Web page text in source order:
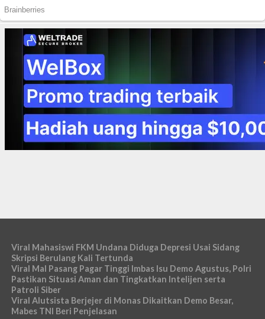
Viral Mahasiswi FKM Undana Diduga Depresi Usai Sidang
Skripsi Berulang Kali Tertunda
Viral Mal Pasang Pagar Tinggi Imbas Isu Demo Agustus, Polri
Pastikan Situasi Aman dan Tingkatkan Intelijen serta
Patroli Siber
Viral Alutsista Berjejer di Monas Dikaitkan Demo Besar,
Mabes TNI Beri Penjelasan